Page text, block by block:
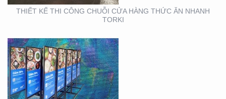
THIẾT KẾ THI CÔNG CHUỖI CỬA HÀNG THỨC ĂN NHANH
TORKI
THIẾT KẾ THI CÔNG
KIOSK TẠI TP. HỒ CHÍ
MINH